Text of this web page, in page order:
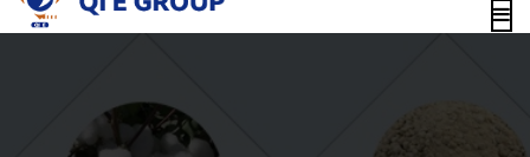
content